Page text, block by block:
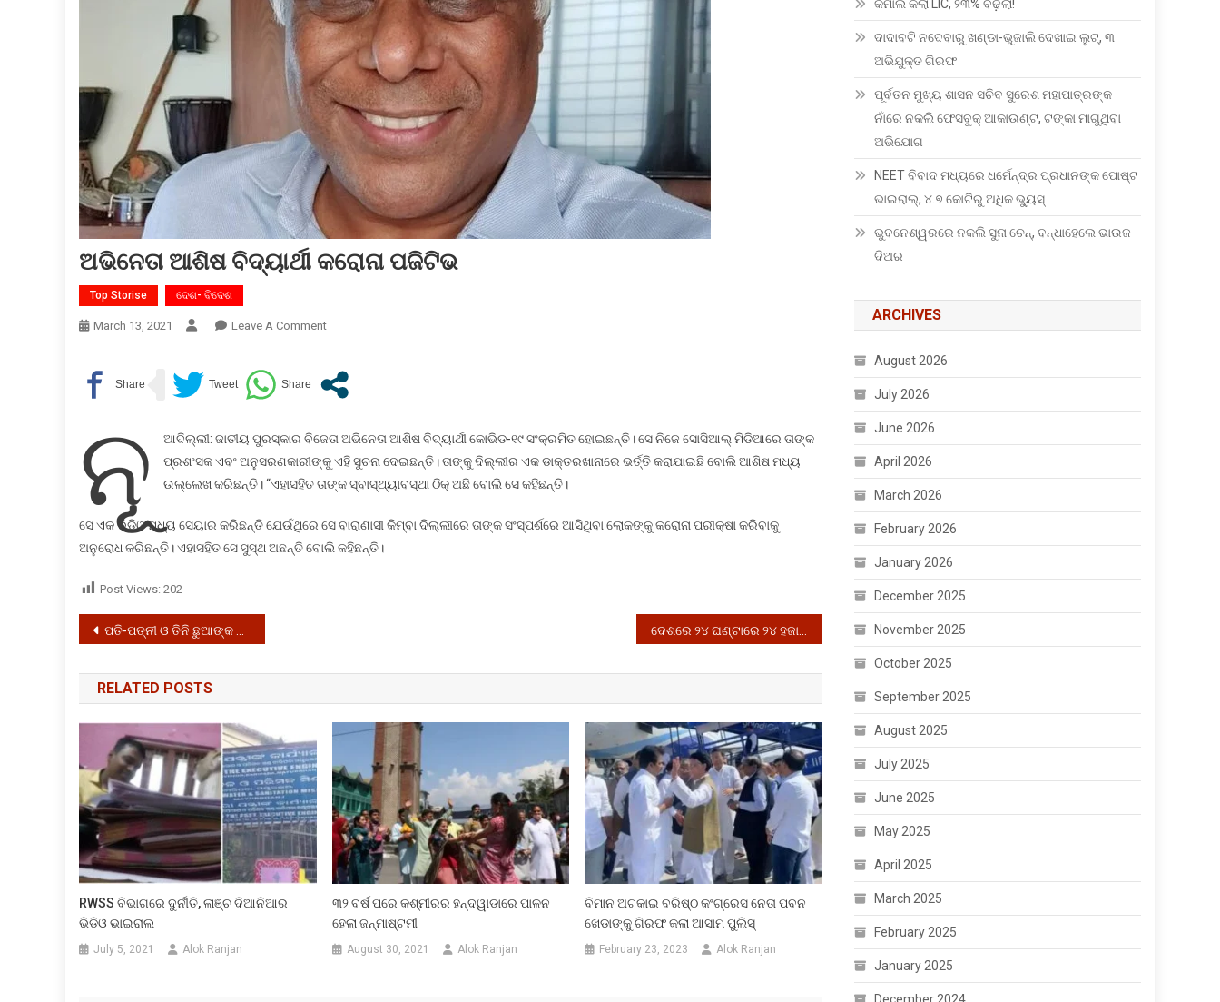
ଅଭିନେତା ଆଶିଷ ବିଦ୍ୟାର୍ଥୀ କରୋନା ପଜିଟିଭ
Top Storise ଦେଶ- ବିଦେଶ
March 13, 2021 Leave A CommentOn
ବିଦ୍ୟାର୍ଥୀ
ପଜିଟିଭ
ନୂ
ଆଦିଲ୍ଲୀ: ଜାତୀୟ ପୁରସ୍କାର ବିଜେତା ଅଭିନେତା ଆଶିଷ ବିଦ୍ୟାର୍ଥୀ କୋଭିଡ-୧୯ ସଂକ୍ରମିତ ହୋଇଛନ୍ତି। ସେ ନିଜେ ସୋସିଆଲ୍‌ ମିଡିଆରେ ତାଙ୍କ
ପ୍ରଶଂସକ ଏବଂ ଅନୁସରଣକାରୀଙ୍କୁ ଏହି ସୁଚନା ଦେଇଛନ୍ତି। ତାଙ୍କୁ ଦିଲ୍ଲୀର ଏକ ଡାକ୍ତରଖାନାରେ ଭର୍ତ୍ତି କରାଯାଇଛି ବୋଲି ଆଶିଷ ମଧ୍ୟ
ଉଲ୍ଲେଖ କରିଛନ୍ତି। “ଏହାସହିତ ତାଙ୍କ ସ୍ବାସ୍ଥ୍ୟାବସ୍ଥା ଠିକ୍‌ ଅଛି ବୋଲି ସେ କହିଛନ୍ତି।
ସେ ଏକ ଭିଡିଓ ମଧ୍ୟ ସେୟାର କରିଛନ୍ତି ଯେଉଁଥିରେ ସେ ବାରାଣାସୀ କିମ୍ବା ଦିଲ୍ଲୀରେ ତାଙ୍କ ସଂସ୍ପର୍ଶରେ ଆସିଥିବା ଲୋକଙ୍କୁ କରୋନା ପରୀକ୍ଷା କରିବାକୁ
ଅନୁରୋଧ କରିଛନ୍ତି। ଏହାସହିତ ସେ ସୁସ୍ଥ ଅଛନ୍ତି ବୋଲି କହିଛନ୍ତି।
Post Views: 202
Post
navigation
ପତି-ପତ୍ନୀ ଓ ତିନି ଛୁଆଙ୍କ ଝୁଲନ୍ତା ମୃତଦେହ ଉଦ୍ଧାର
RELATED POSTS
RWSS ବିଭାଗରେ ଦୁର୍ନୀତି, ଲାଞ୍ଚ ଦିଆନିଆର
ଭିଡିଓ ଭାଇରାଲ
July 5, 2021 Alok Ranjan
୩୨ ବର୍ଷ ପରେ କଶ୍ମୀରର ହନ୍ଦୱାଡାରେ ପାଳନ
ହେଲା ଜନ୍ମାଷ୍ଟମୀ
August 30, 2021 Alok Ranjan
ବିମାନ ଅଟକାଇ ବରିଷ୍ଠ କଂଗ୍ରେସ ନେତା ପବନ
ଖେଡାଙ୍କୁ ଗିରଫ କଲା ଆସାମ ପୁଲିସ୍
February 23, 2023 Alok Ranjan
କମାଲ କଲା LIC, ୨୩% ବଢ଼ିଲା!
ଦାଦାବଟି ନଦେବାରୁ ଖଣ୍ଡା-ଭୁଜାଲି ଦେଖାଇ ଲୁଟ୍, ୩
ଅଭିଯୁକ୍ତ ଗିରଫ
ପୂର୍ବତନ ମୁଖ୍ୟ ଶାସନ ସଚିବ ସୁରେଶ ମହାପାତ୍ରଙ୍କ
ନାଁରେ ନକଲି ଫେସବୁକ୍ ଆକାଉଣ୍ଟ, ଟଙ୍କା ମାଗୁଥିବା
ଅଭିଯୋଗ
NEET ବିବାଦ ମଧ୍ୟରେ ଧର୍ମେନ୍ଦ୍ର ପ୍ରଧାନଙ୍କ ପୋଷ୍ଟ
ଭାଇରାଲ୍, ୪.୭ କୋଟିରୁ ଅଧିକ ଭ୍ୟୁସ୍
ଭୁବନେଶ୍ୱରରେ ନକଲି ସୁନା ଚେନ୍, ବନ୍ଧାହେଲେ ଭାଉଜ
ଦିଅର
ARCHIVES
August 2026
July 2026
June 2026
April 2026
March 2026
February 2026
January 2026
December 2025
November 2025
October 2025
September 2025
August 2025
July 2025
June 2025
May 2025
April 2025
March 2025
February 2025
January 2025